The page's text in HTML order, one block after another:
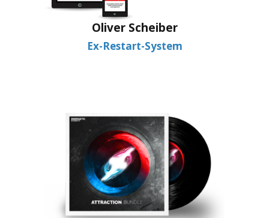
Oliver Scheiber
Ex-Restart-System